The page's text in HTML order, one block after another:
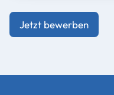
Jetzt bewerben